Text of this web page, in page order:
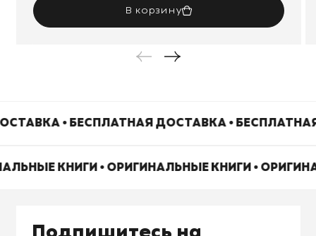
В корзину
• БЕСПЛАТНАЯ ДОСТАВКА •
КНИГИ • ОРИГИНАЛЬНЫЕ КНИГИ •